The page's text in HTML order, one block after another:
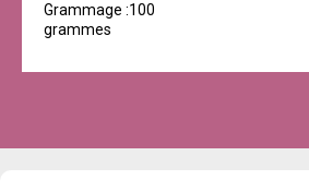
Grammage :100
grammes